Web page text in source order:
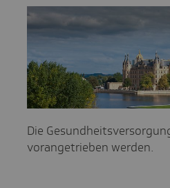
Die
vorangetrieben werden.